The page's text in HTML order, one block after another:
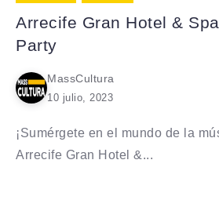
Arrecife Gran Hotel &
Party
MassCultura
10 julio, 2023
¡Sumérgete en el mundo de la
Arrecife Gran Hotel &...